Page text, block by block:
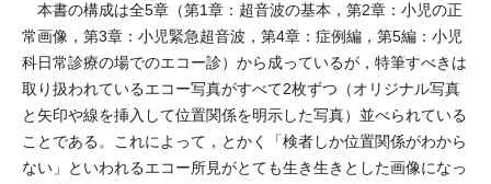
本書の構成は全5章（第1章：超音波の基本，第2章：小児の正
常画像，第3章：小児緊急超音波，第4章：症例編，第5編：小児
科日常診療の場でのエコー診）から成っているが，特筆すべきは
取り扱われているエコー写真がすべて2枚ずつ（オリジナル写真
と矢印や線を挿入して位置関係を明示した写真）並べられている
ことである。これによって，とかく「検者しか位置関係がわから
ない」といわれるエコー所見がとても生き生きとした画像になっ